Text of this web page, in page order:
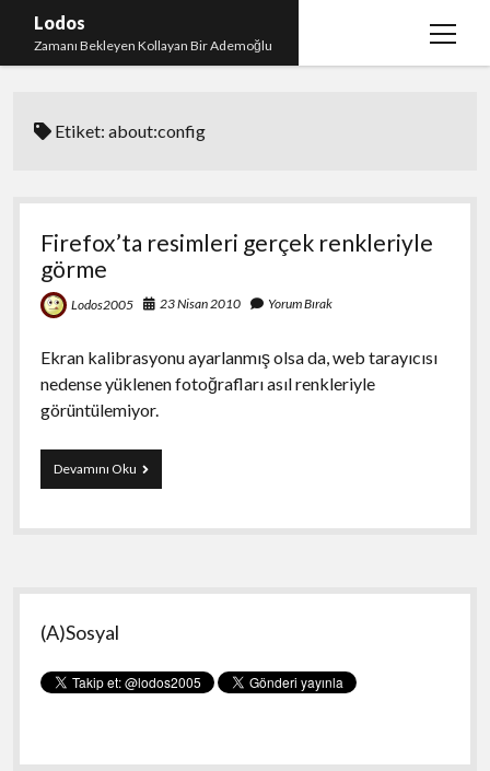
Lodos
Zamanı Bekleyen Kollayan Bir Ademoğlu
menüyü
test
Etiket:about:config
Firefox’ta resimleri gerçek renkleriyle
görme
Lodos2005 23 Nisan 2010 Yorum Bırak
Ekran kalibrasyonu ayarlanmış olsa da, web tarayıcısı
nedense yüklenen fotoğrafları asıl renkleriyle
görüntülemiyor.
Devamını OkuFirefox’ta
resimleri
renkleriyle
Yan
Menü
(A)Sosyal